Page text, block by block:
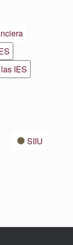
IES
SIIU